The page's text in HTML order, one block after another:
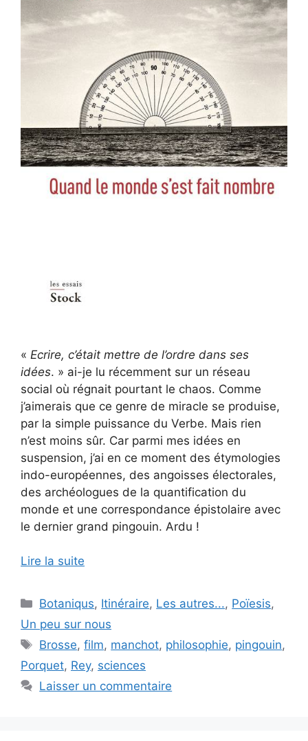
« Ecrire, c’était mettre de l’ordre dans ses
idées. » ai-je lu récemment sur un réseau
social où régnait pourtant le chaos. Comme
j’aimerais que ce genre de miracle se produise,
par la simple puissance du Verbe. Mais rien
n’est moins sûr. Car parmi mes idées en
suspension, j’ai en ce moment des étymologies
indo-européennes, des angoisses électorales,
des archéologues de la quantification du
monde et une correspondance épistolaire avec
le dernier grand pingouin. Ardu !
Lire la suite
Catégories
Botaniqus, Itinéraire, Les autres..., Poïesis,
Un peu sur nous
Étiquettes
Brosse,film, manchot, philosophie, pingouin,
Porquet, Rey, sciences
Laisser un commentaire